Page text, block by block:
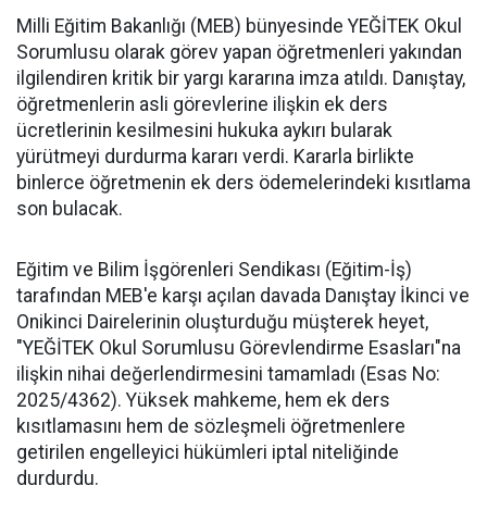
Milli Eğitim Bakanlığı (MEB) bünyesinde YEĞİTEK Okul
Sorumlusu olarak görev yapan öğretmenleri yakından
ilgilendiren kritik bir yargı kararına imza atıldı. Danıştay,
öğretmenlerin asli görevlerine ilişkin ek ders
ücretlerinin kesilmesini hukuka aykırı bularak
yürütmeyi durdurma kararı verdi. Kararla birlikte
binlerce öğretmenin ek ders ödemelerindeki kısıtlama
son bulacak.
​Eğitim ve Bilim İşgörenleri Sendikası (Eğitim-İş)
tarafından MEB'e karşı açılan davada Danıştay İkinci ve
Onikinci Dairelerinin oluşturduğu müşterek heyet,
"YEĞİTEK Okul Sorumlusu Görevlendirme Esasları"na
ilişkin nihai değerlendirmesini tamamladı (Esas No:
2025/4362). Yüksek mahkeme, hem ek ders
kısıtlamasını hem de sözleşmeli öğretmenlere
getirilen engelleyici hükümleri iptal niteliğinde
durdurdu.